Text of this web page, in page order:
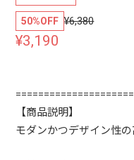
¥6,380
50%OFF
¥3,190
【商品説明】
モダンかつデザイン性